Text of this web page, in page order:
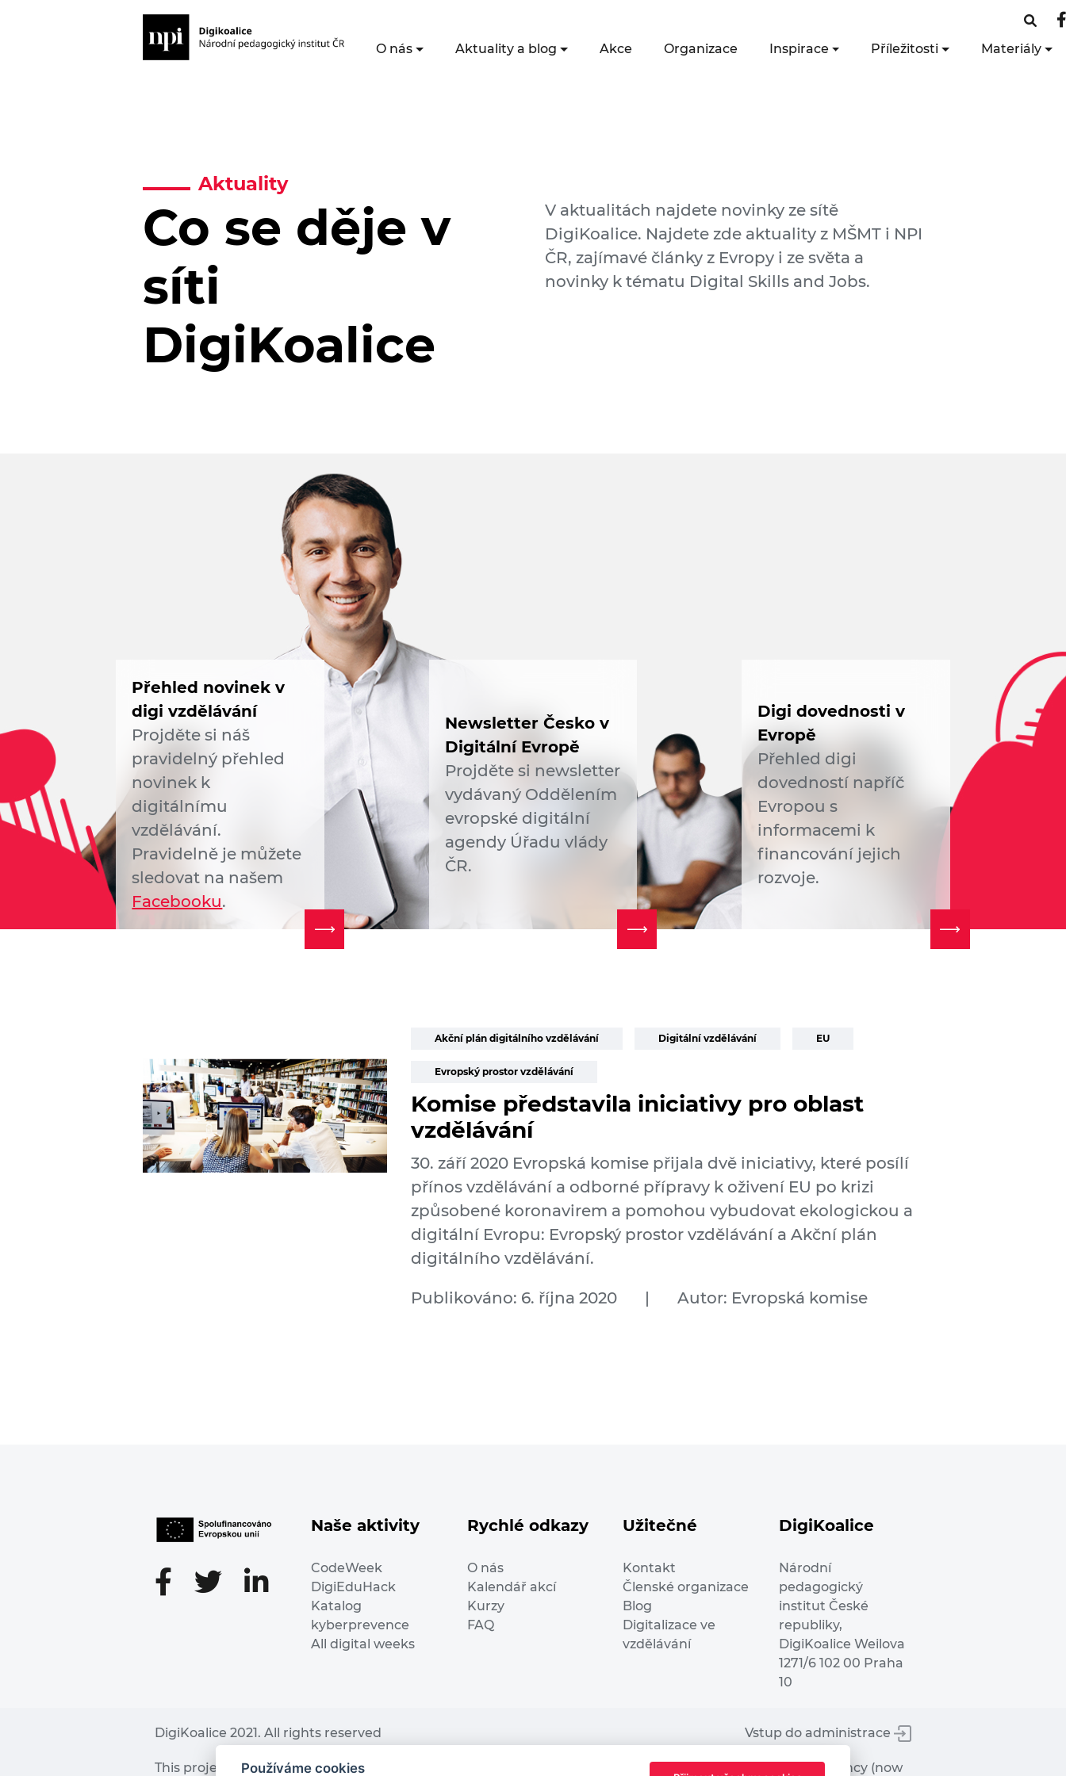
O nás Aktuality a blog Akce Organizace Inspirace Příležitosti Materiály
Aktuality
Co se děje v
síti
DigiKoalice
V aktualitách najdete novinky ze sítě
DigiKoalice. Najdete zde aktuality z MŠMT i NPI
ČR, zajímavé články z Evropy i ze světa a
novinky k tématu Digital Skills and Jobs.
Přehled novinek v
digi vzdělávání
Projděte si náš
pravidelný přehled
novinek k
digitálnímu
vzdělávání.
Pravidelně je můžete
sledovat na našem
Facebooku.
Newsletter Česko v
Digitální Evropě
Projděte si newsletter
vydávaný Oddělením
evropské digitální
agendy Úřadu vlády
ČR.
Digi dovednosti v
Evropě
Přehled digi
dovedností napříč
Evropou s
informacemi k
financování jejich
rozvoje.
Akční plán digitálního vzdělávání Digitální vzdělávání EU
Evropský prostor vzdělávání
Komise představila iniciativy pro oblast
vzdělávání
30. září 2020 Evropská komise přijala dvě iniciativy, které posílí
přínos vzdělávání a odborné přípravy k oživení EU po krizi
způsobené koronavirem a pomohou vybudovat ekologickou a
digitální Evropu: Evropský prostor vzdělávání a Akční plán
digitálního vzdělávání.
Publikováno: 6. října 2020 | Autor: Evropská komise
Naše aktivity
CodeWeek
DigiEduHack
Katalog
kyberprevence
All digital weeks
Rychlé odkazy
O nás
Kalendář akcí
Kurzy
FAQ
Užitečné
Kontakt
Členské organizace
Blog
Digitalizace ve
vzdělávání
DigiKoalice
Národní
pedagogický
institut České
republiky,
DigiKoalice Weilova
1271/6 102 00 Praha
10
DigiKoalice 2021. All rights reserved Vstup do administrace
This project has received funding from the European Commission Innovation and Networks Executive Agency (now
Používáme cookies